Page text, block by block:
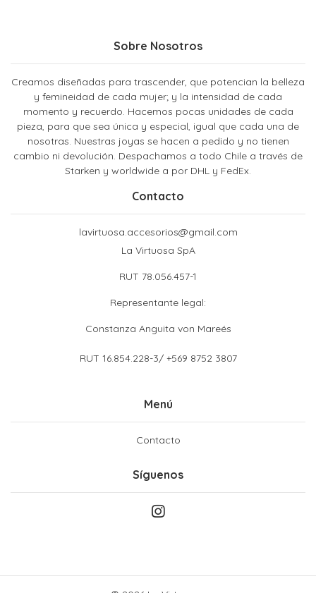
Sobre Nosotros
Creamos diseñadas para trascender, que potencian la belleza
y femineidad de cada mujer; y la intensidad de cada
momento y recuerdo. Hacemos pocas unidades de cada
pieza, para que sea única y especial, igual que cada una de
nosotras. Nuestras joyas se hacen a pedido y no tienen
cambio ni devolución. Despachamos a todo Chile a través de
Starken y worldwide a por DHL y FedEx.
Contacto
lavirtuosa.accesorios@gmail.com
La Virtuosa SpA
RUT 78.056.457-1
Representante legal:
Constanza Anguita von Mareés
RUT 16.854.228-3/ +569 8752 3807
Menú
Contacto
Síguenos